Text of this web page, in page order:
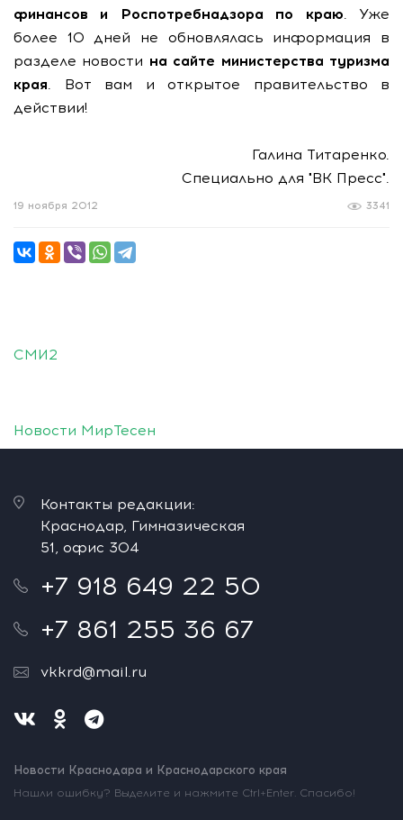
финансов и Роспотребнадзора по краю. Уже
более 10 дней не обновлялась информация в
разделе новости на сайте министерства туризма
края. Вот вам и открытое правительство в
действии!
Галина Титаренко.
Специально для "ВК Пресс".
3341
19 ноября 2012
СМИ2
Новости МирТесен
Контакты редакции:
Краснодар, Гимназическая
51, офис 304
+7 918 649 22 50
+7 861 255 36 67
vkkrd@mail.ru
Новости Краснодара и Краснодарского края
Нашли ошибку? Выделите и нажмите Ctrl+Enter. Спасибо!